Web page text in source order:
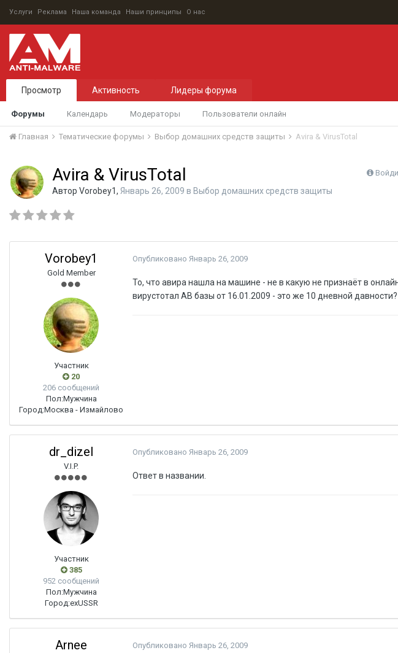
Услуги Реклама Наша команда Наши принципы О нас
Просмотр
Форумы Календарь Модераторы Пользователи онлайн
Активность Лидеры форума
Главная Тематические форумы Выбор домашних средств защиты Avira & VirusTotal
Avira & VirusTotal
Автор Vorobey1, Январь 26, 2009 в Выбор домашних средств защиты
Vorobey1
Gold Member
Участник
20
206 сообщений
Пол:Мужчина
Город:Москва - Измайлово
Опубликовано Январь 26, 2009
То, что авира нашла на машине - не в какую не признаёт в
вирустотал АВ базы от 16.01.2009 - это же 10 дневной давности?
dr_dizel
V.I.P.
Участник
385
952 сообщений
Пол:Мужчина
Город:exUSSR
Опубликовано Январь 26, 2009
Ответ в названии.
Arnee Опубликовано Январь 26, 2009